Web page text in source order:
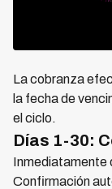
La cobranza
la fecha de
el ciclo.
Días 1-30:
Inmediatamente
Confirmación